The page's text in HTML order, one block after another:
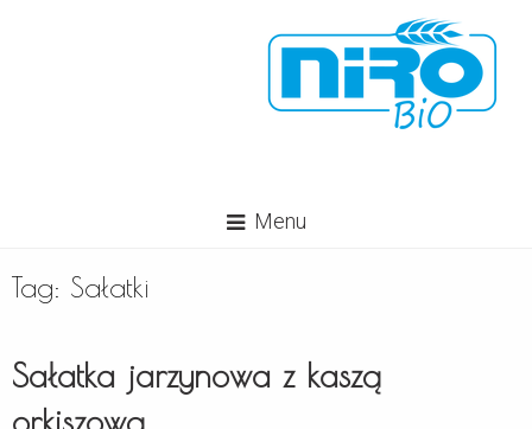
Menu
Tag: Sałatki
Sałatka jarzynowa z kaszą
orkiszową